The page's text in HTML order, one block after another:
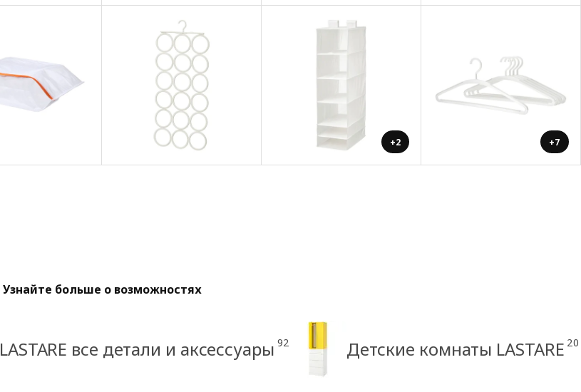
+2 +7
Узнайте больше о возможностях
LASTARE все детали и аксессуары 92 Детские комнаты LASTARE 20